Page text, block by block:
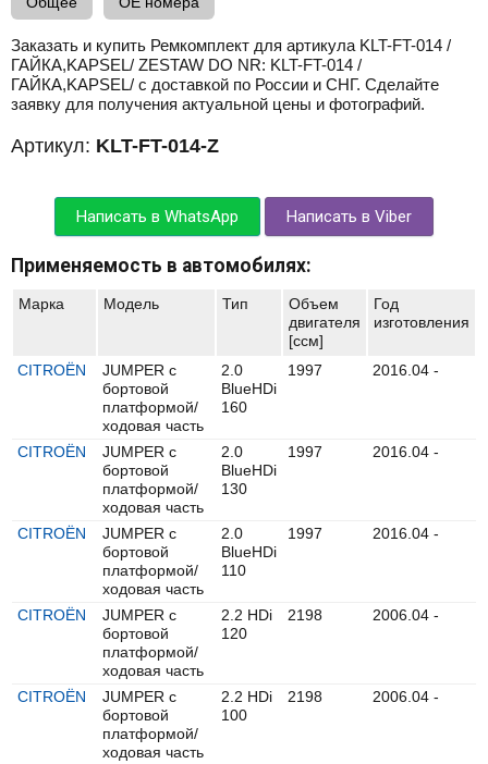
Заказать и купить Ремкомплект для артикула KLT-FT-014 /
ГАЙКА,KAPSEL/ ZESTAW DO NR: KLT-FT-014 /
ГАЙКА,KAPSEL/ с доставкой по России и СНГ. Сделайте
заявку для получения актуальной цены и фотографий.
Артикул: KLT-FT-014-Z
Написать в WhatsApp Написать в Viber
Применяемость в автомобилях:
Марка Модель Тип
Объем
двигателя
[ccм]
Год
изготовления
CITROËN
JUMPER c
бортовой
платформой/
ходовая часть
2.0
BlueHDi
160
1997 2016.04 -
CITROËN
JUMPER c
бортовой
платформой/
ходовая часть
2.0
BlueHDi
130
1997 2016.04 -
CITROËN
JUMPER c
бортовой
платформой/
ходовая часть
2.0
BlueHDi
110
1997 2016.04 -
CITROËN
JUMPER c
бортовой
платформой/
ходовая часть
2.2 HDi
120
2198 2006.04 -
CITROËN
JUMPER c
бортовой
платформой/
ходовая часть
2.2 HDi
100
2198 2006.04 -